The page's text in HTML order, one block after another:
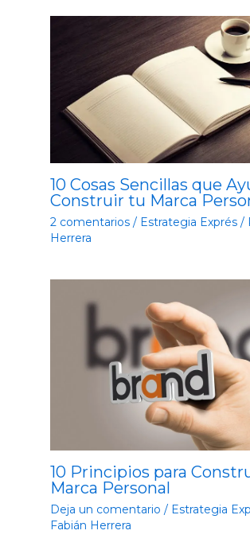
10 Cosas Sencillas que
Construir tu Marca
2 comentarios / Estrategia Exprés/
Herrera
10 Principios para
Marca Personal
Deja un comentario / Estrategia
Fabián Herrera